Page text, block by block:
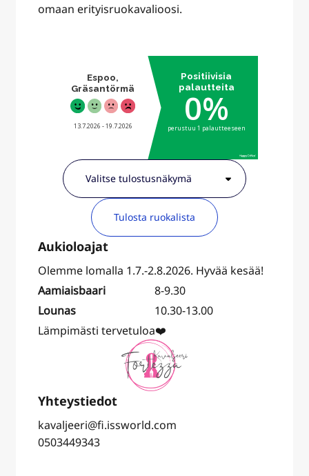
omaan erityisruokavalioosi.
Tulosta ruokalista
Olemme lomalla 1.7.-2.8.2026. Hyvää kesää!
Aamiaisbaari
8-9.30
Lounas
10.30-13.00
Lämpimästi tervetuloa❤️
kavaljeeri@fi.issworld.com
0503449343